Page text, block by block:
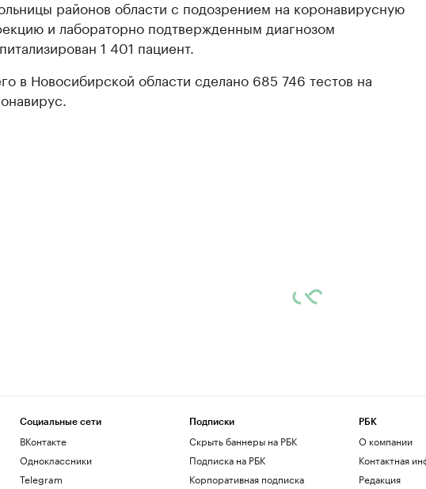
районов области с подозрением на коронавирусную
и лабораторно подтвержденным диагнозом
1 401 пациент.
в Новосибирской области сделано 685 746 тестов на
Социальные сети
ВКонтакте
Одноклассники
Telegram
Подписки
Скрыть баннеры на РБК
Подписка на РБК
Корпоративная подписка
РБК
О компании
Контактная
Редакция